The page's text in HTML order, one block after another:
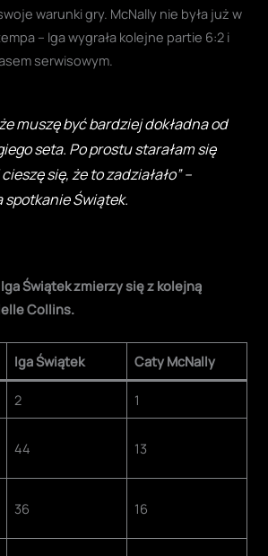
warunki gry. McNally nie była już w
– Iga wygrała kolejne partie 6:2 i
serwisowym.
muszę być bardziej dokładna od
seta. Po prostu starałam się
się, że to zadziałało” –
spotkanie Świątek.
Świątek zmierzy się z kolejną
Collins.
Iga Świątek Caty McNally
2 1
44 13
36 16